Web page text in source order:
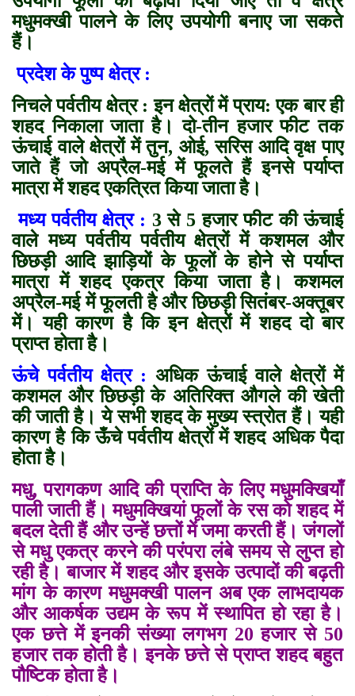
मधुमक्खी पालने के लिए उपयोगी बनाए जा सकते
हैं।
प्रदेश के पुष्प क्षेत्र :
निचले पर्वतीय क्षेत्र : इन क्षेत्रों में प्राय: एक बार ही
शहद निकाला जाता है। दो-तीन हजार फीट तक
ऊंचाई वाले क्षेत्रों में तुन, ओई, सरिस आदि वृक्ष पाए
जाते हैं जो अप्रैल-मई में फूलते हैं इनसे पर्याप्त
मात्रा में शहद एकत्रित किया जाता है।
मध्य पर्वतीय क्षेत्र : 3 से 5 हजार फीट की ऊंचाई
वाले मध्य पर्वतीय पर्वतीय क्षेत्रों में कशमल और
छिछड़ी आदि झाड़ियों के फूलों के होने से पर्याप्त
मात्रा में शहद एकत्र किया जाता है। कशमल
अप्रैल-मई में फूलती है और छिछड़ी सितंबर-अक्तूबर
में। यही कारण है कि इन क्षेत्रों में शहद दो बार
प्राप्त होता है।
ऊंचे पर्वतीय क्षेत्र : अधिक ऊंचाई वाले क्षेत्रों में
कशमल और छिछड़ी के अतिरिक्त औगले की खेती
की जाती है। ये सभी शहद के मुख्य स्त्रोत हैं। यही
कारण है कि ऊँचे पर्वतीय क्षेत्रों में शहद अधिक पैदा
होता है।
मधु,परागकण आदि की प्राप्ति के लिए मधुमक्खियाँ
पाली जाती हैं। मधुमक्खियां फूलों के रस को शहद में
बदल देती हैं और उन्हें छत्तों में जमा करती हैं। जंगलों
से मधु एकत्र करने की परंपरा लंबे समय से लुप्त हो
रही है। बाजार में शहद और इसके उत्पादों की बढ़ती
मांग के कारण मधुमक्खी पालन अब एक लाभदायक
और आकर्षक उद्यम के रूप में स्थापित हो रहा है।
एक छत्ते में इनकी संख्या लगभग 20 हजार से 50
हजार तक होती है। इनके छत्ते से प्राप्त शहद बहुत
पौष्टिक होता है।